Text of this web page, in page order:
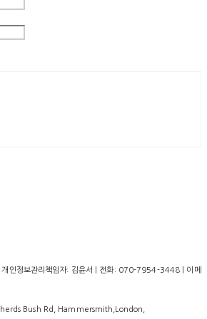
개인정보관리책임자: 김윤서 | 전화: 070-7954-3448 | 이메
Bush Rd, Hammersmith,London,